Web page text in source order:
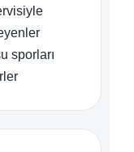
sporları